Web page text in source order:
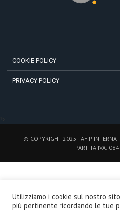
COOKIE POLICY
PRIVACY POLICY
?>
© COPYRIGHT 2025 - AFIP
PARTITA IVA:
Utilizziamo i cookie sul nostro
più pertinente ricordando le tue